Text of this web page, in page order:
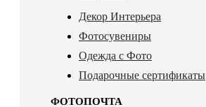
Декор Интерьера
Фотосувениры
Одежда с Фото
Подарочные сертификаты
ФОТОПОЧТА